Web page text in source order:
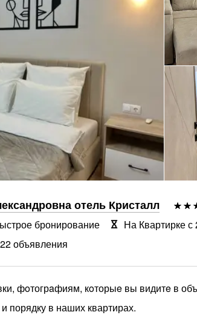
отель Кристалл
22 объявления
бронирование На Квартирке с
фoтогрaфиям, кoторыe вы видитe в
порядку в наших квартирах.